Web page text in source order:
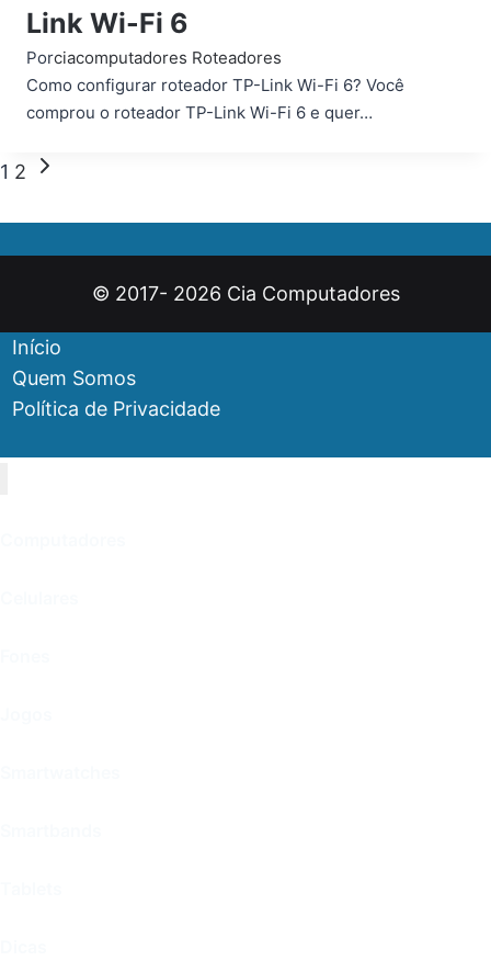
Link Wi-Fi 6
Porciacomputadores Roteadores
Como configurar roteador TP-Link Wi-Fi 6? Você
comprou o roteador TP-Link Wi-Fi 6 e quer…
Navegação
Página
1 2
Página
© 2017- 2026 Cia Computadores
Início
Quem Somos
Política de Privacidade